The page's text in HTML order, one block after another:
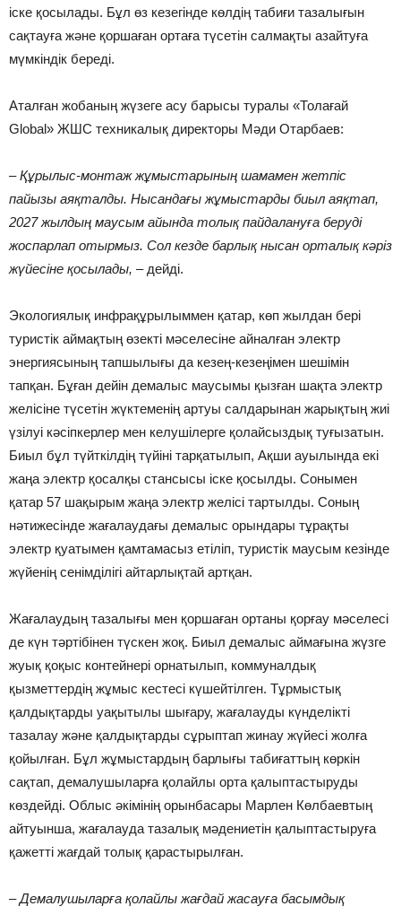
іске қосылады. Бұл өз кезегінде көлдің табиғи тазалығын
сақтауға және қоршаған ортаға түсетін салмақты азайтуға
мүмкіндік береді.
Аталған жобаның жүзеге асу барысы туралы «Толағай
Global» ЖШС техникалық директоры Мәди Отарбаев:
– Құрылыс-монтаж жұмыстарының шамамен жетпіс
пайызы аяқталды. Нысандағы жұмыстарды биыл аяқтап,
2027 жылдың маусым айында толық пайдалануға беруді
жоспарлап отырмыз. Сол кезде барлық нысан орталық кәріз
жүйесіне қосылады, – дейді.
Экологиялық инфрақұрылыммен қатар, көп жылдан бері
туристік аймақтың өзекті мәселесіне айналған электр
энергиясының тапшылығы да кезең-кезеңімен шешімін
тапқан. Бұған дейін демалыс маусымы қызған шақта электр
желісіне түсетін жүктеменің артуы салдарынан жарықтың жиі
үзілуі кәсіпкерлер мен келушілерге қолайсыздық туғызатын.
Биыл бұл түйткілдің түйіні тарқатылып, Ақши ауылында екі
жаңа электр қосалқы стансысы іске қосылды. Сонымен
қатар 57 шақырым жаңа электр желісі тартылды. Соның
нәтижесінде жағалаудағы демалыс орындары тұрақты
электр қуатымен қамтамасыз етіліп, туристік маусым кезінде
жүйенің сенімділігі айтарлықтай артқан.
Жағалаудың тазалығы мен қоршаған ортаны қорғау мәселесі
де күн тәртібінен түскен жоқ. Биыл демалыс аймағына жүзге
жуық қоқыс контейнері орнатылып, коммуналдық
қызметтердің жұмыс кестесі күшейтілген. Тұрмыстық
қалдықтарды уақытылы шығару, жағалауды күнделікті
тазалау және қалдықтарды сұрыптап жинау жүйесі жолға
қойылған. Бұл жұмыстардың барлығы табиғаттың көркін
сақтап, демалушыларға қолайлы орта қалыптастыруды
көздейді. Облыс әкімінің орынбасары Марлен Көлбаевтың
айтуынша, жағалауда тазалық мәдениетін қалыптастыруға
қажетті жағдай толық қарастырылған.
– Демалушыларға қолайлы жағдай жасауға басымдық